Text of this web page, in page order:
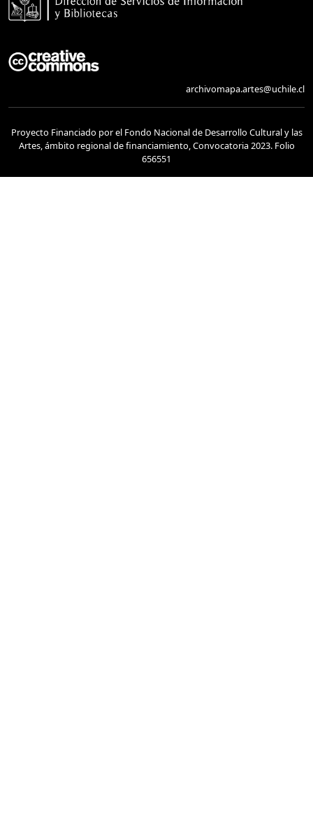
archivomapa.artes@uchile.cl
Proyecto Financiado por el Fondo Nacional de Desarrollo Cultural y las
Artes, ámbito regional de financiamiento, Convocatoria 2023. Folio
656551